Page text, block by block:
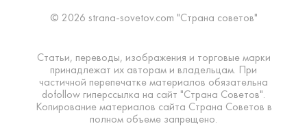
© 2026 strana-sovetov.com "Страна советов"
Статьи, переводы, изображения и торговые марки
принадлежат их авторам и владельцам. При
частичной перепечатке материалов обязательна
dofollow гиперссылка на сайт "Страна Советов".
Копирование материалов сайта Страна Советов в
полном объеме запрещено.